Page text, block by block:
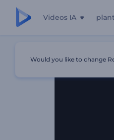
Videos IA
Would you like to change